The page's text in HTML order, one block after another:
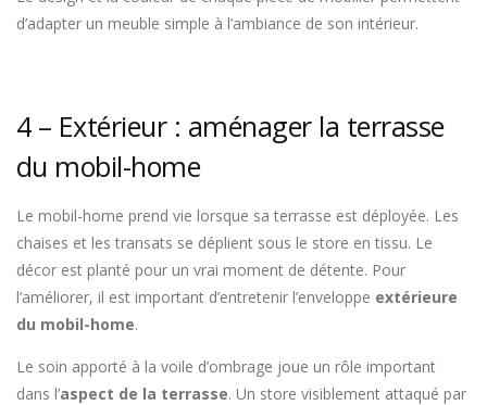
d’adapter un meuble simple à l’ambiance de son intérieur.
4 – Extérieur : aménager la terrasse
du mobil-home
Le mobil-home prend vie lorsque sa terrasse est déployée. Les
chaises et les transats se déplient sous le store en tissu. Le
décor est planté pour un vrai moment de détente. Pour
l’améliorer, il est important d’entretenir l’enveloppe extérieure
du mobil-home.
Le soin apporté à la voile d’ombrage joue un rôle important
dans l’aspect de la terrasse. Un store visiblement attaqué par